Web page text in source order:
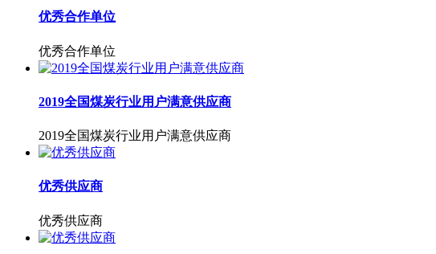
优秀合作单位
优秀合作单位
2019全国煤炭行业用户满意供应商
2019全国煤炭行业用户满意供应商
优秀供应商
优秀供应商